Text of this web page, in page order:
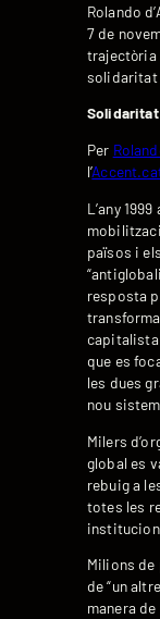
Rolando
7 de
trajectòria
solidaritat
Solidaritat
Per
l’
L’any
països i
resposta
capitalista
que es
les dues
nou
Milers
global es
rebuig a
totes les
Milions
de “un
manera